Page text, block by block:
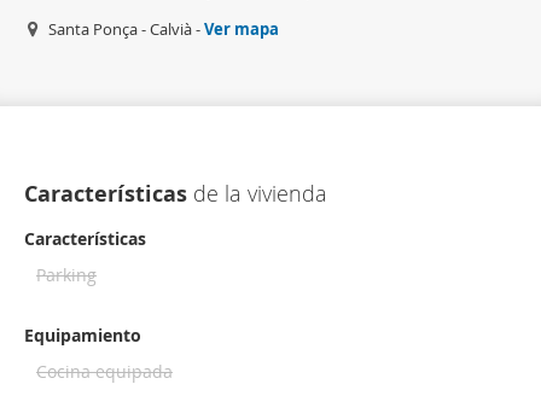
Santa Ponça - Calvià -Ver mapa
Características de la vivienda
Características
Parking
Equipamiento
Cocina equipada